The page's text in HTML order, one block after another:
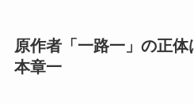
原作者「一路一」の正
本章一